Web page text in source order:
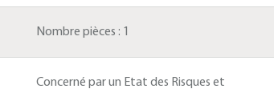
Nombre pièces : 1
Concerné par un Etat des Risques et